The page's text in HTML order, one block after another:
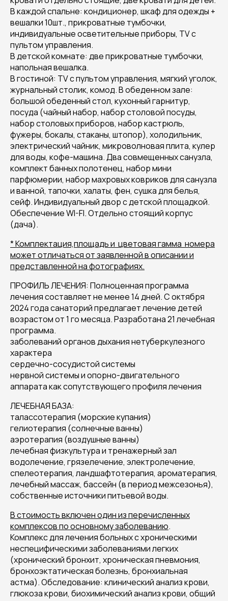
В каждой спальне: кондиционер, шкаф для одежды +
вешалки 10шт., прикроватные тумбочки,
индивидуальные осветительные приборы, TV с
пультом управления.
В детской комнате: две прикроватные тумбочки,
напольная вешалка.
В гостиной: TV с пультом управления, мягкий уголок,
журнальный столик, комод. В обеденном зале:
большой обеденный стол, кухонный гарнитур,
посуда (чайный набор, набор столовой посуды,
набор столовых приборов, набор кастрюль,
фужеры, бокалы, стаканы, штопор), холодильник,
электрический чайник, микроволновая плита, кулер
для воды, кофе-машина. Два совмещенных санузла,
комплект банных полотенец, набор мини
парфюмерии, набор махровых ковриков для санузла
и ванной, тапочки, халаты, фен, сушка для белья,
сейф. Индивидуальный двор с детской площадкой.
Обеспечение WI-FI. Отдельно стоящий корпус
(дача).
* Комплектация,площадь и цветовая гамма номера
может отличаться от заявленной в описании и
представленной на фотографиях.
ПРОФИЛЬ ЛЕЧЕНИЯ: Полноценная программа
лечения составляет не менее 14 дней. С октября
2024 года санаторий предлагает лечение детей
возрастом от 1 го месяца. Разработана 21 лечебная
программа.
заболеваний органов дыхания нетуберкулезного
характера
сердечно-сосудистой системы
нервной системы и опорно-двигательного
аппарата как сопутствующего профиля лечения
ЛЕЧЕБНАЯ БАЗА:
талассотерапия (морские купания)
гелиотерапия (солнечные ванны)
аэротерапия (воздушные ванны)
лечебная физкультура и тренажерный зал
водолечение, грязелечение, электролечение,
спелеотерапия, ландшафтотерапия, ароматерапия,
лечебный массаж, бассейн (в период межсезонья),
собственные источники питьевой воды.
В стоимость включен один из перечисленных
комплексов по основному заболеванию.
Комплекс для лечения больных с хроническими
неспецифическими заболеваниями легких
(хронический бронхит, хроническая пневмония,
бронхоэктатическая болезнь, бронхиальная
астма). Обследование: клинический анализ крови,
глюкоза крови, биохимический анализ крови, общий